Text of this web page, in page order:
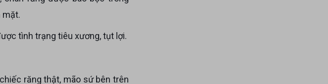
mặt.
tình trạng tiêu xương, tụt lợi.